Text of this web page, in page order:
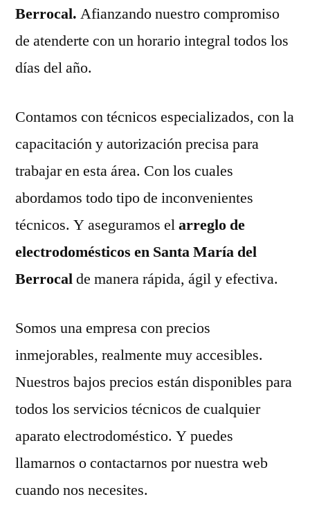
Berrocal. Afianzando nuestro compromiso
de atenderte con un horario integral todos los
días del año.
Contamos con técnicos especializados, con la
capacitación y autorización precisa para
trabajar en esta área. Con los cuales
abordamos todo tipo de inconvenientes
técnicos. Y aseguramos elarreglo de
electrodomésticos en Santa María del
Berrocalde manera rápida, ágil y efectiva.
Somos una empresa con precios
inmejorables, realmente muy accesibles.
Nuestros bajos precios están disponibles para
todos los servicios técnicos de cualquier
aparato electrodoméstico. Y puedes
llamarnos o contactarnos por nuestra web
cuando nos necesites.